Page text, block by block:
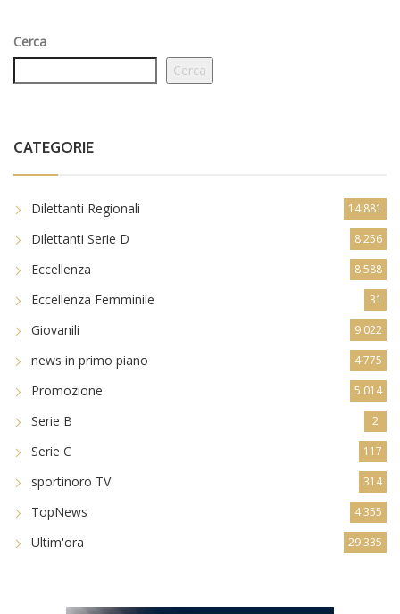
CATEGORIE
Dilettanti Regionali 14.881
Dilettanti Serie D 8.256
Eccellenza 8.588
Eccellenza Femminile 31
Giovanili 9.022
news in primo piano 4.775
Promozione 5.014
Serie B 2
Serie C 117
sportinoro TV 314
TopNews 4.355